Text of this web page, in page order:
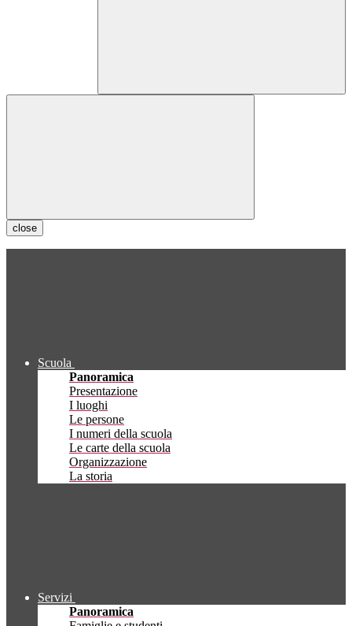
close
Scuola
Panoramica
Presentazione
I luoghi
Le persone
I numeri della scuola
Le carte della scuola
Organizzazione
La storia
Servizi
Panoramica